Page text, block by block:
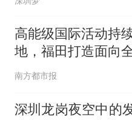
高能级国际活动持
地，福田打造面向
对外传播窗口
南方都市报
深圳龙岗夜空中的